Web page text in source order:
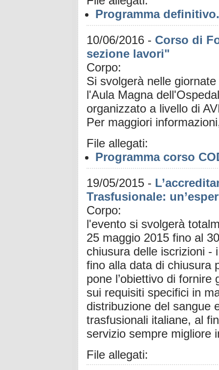
Programma
10/06/2016 - Corso di
sezione lavori"
Corpo:
Si svolgerà nelle
l'Aula Magna
organizzato a livello di
Per maggiori
File allegati:
Programma corso
19/05/2015 -
Trasfusionale:
Corpo:
l'evento si svolgerà
25 maggio 2015 fino al
chiusura delle iscrizioni -
fino alla data di chiusura
pone l’obiettivo di
sui requisiti specifici in
distribuzione del sangue
trasfusionali italiane, al
servizio sempre migliore
File allegati: